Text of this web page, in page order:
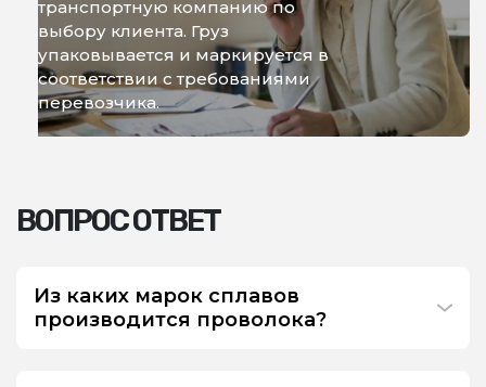
транспортную компанию по
выбору клиента. Груз
упаковывается и маркируется в
соответствии с требованиями
перевозчика.
ВОПРОС ОТВЕТ
Из каких марок сплавов
производится проволока?